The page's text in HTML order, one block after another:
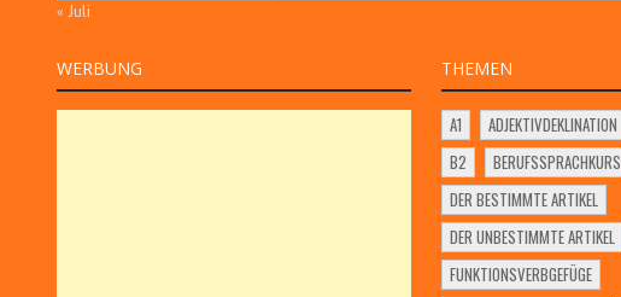
« Juli
WERBUNG THEMEN
A1 ADJEKTIVDEKLINATION
B2
BERUFSSPRACHKURS
DER BESTIMMTE ARTIKEL
DER UNBESTIMMTE ARTIKEL
FUNKTIONSVERBGEFÜGE